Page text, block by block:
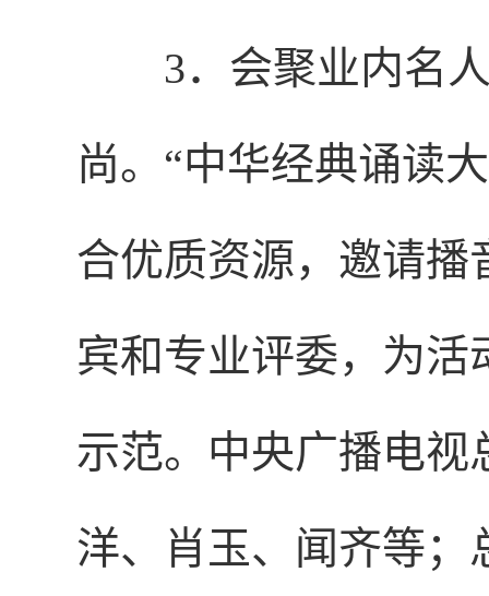
3．会聚业内名
尚。“中华经典诵读
合优质资源，邀请播
宾和专业评委，为
示范。中央广播电视
洋、肖玉、闻齐等